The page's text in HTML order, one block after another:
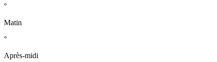
°
Matin
°
Après-midi